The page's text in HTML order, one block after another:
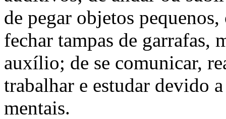
de pegar objetos
fechar tampas de garrafas,
auxílio; de se comunicar,
trabalhar e estudar devido
mentais.